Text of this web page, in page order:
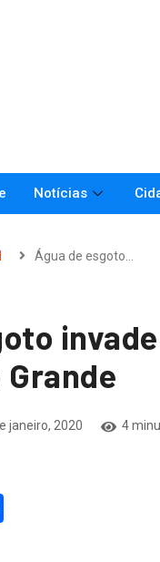
Notícias
Água de esgoto…
Grande
janeiro, 2020 4